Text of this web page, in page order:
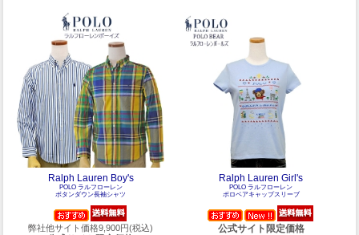
Ralph Lauren Boy's
POLO ラルフローレン
ボタンダウン長袖シャツ
弊社他サイト価格9,900円(税込)
Ralph Lauren Girl's
POLO ラルフローレン
ポロベアキャップスリーブ
公式サイト限定価格